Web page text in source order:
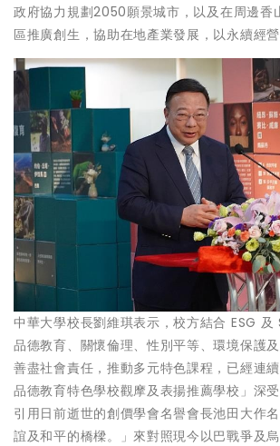
政府協力規劃2050願景城市，以及在周邊香
區推廣創生，協助在地產業發展，以永續經營
中華大學校長劉維琪表示，校方結合 ESG 及
品德教育、關懷倫理、性別平等、環境保護
善盡社會責任，推動多元特色課程，已經連
品德教育特色學校觀摩及表揚推薦學校」深
引用日前逝世的創價學會名譽會長池田大作
誼及和平的橋樑。」來對照現今以巴戰爭及